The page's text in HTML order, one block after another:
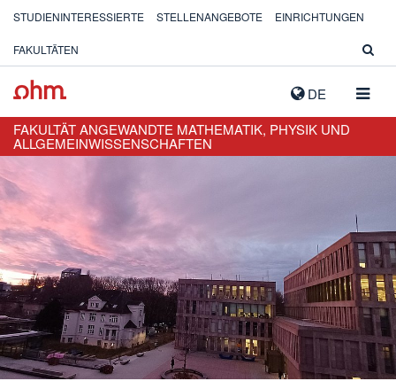
DE
STUDIENINTERESSIERTE STELLENANGEBOTE EINRICHTUNGEN
FAKULTÄTEN
FAKULTÄT ANGEWANDTE MATHEMATIK, PHYSIK UND
ALLGEMEINWISSENSCHAFTEN